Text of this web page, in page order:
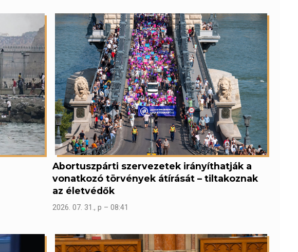
Abortuszpárti szervezetek irányíthatják a
vonatkozó törvények átírását – tiltakoznak
az életvédők
2026. 07. 31., p – 08:41